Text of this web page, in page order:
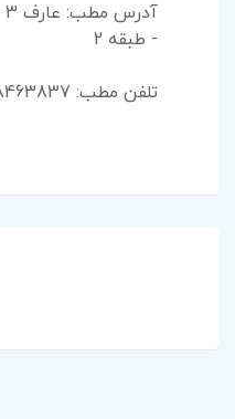
- طبقه 2
تلفن مطب: 38463837